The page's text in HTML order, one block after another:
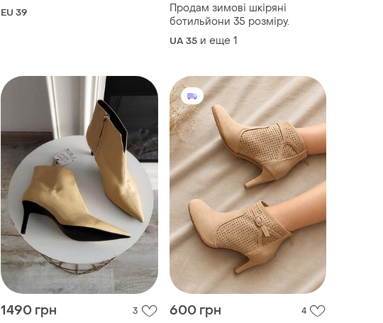
EU 39
Продам зимові шкіряні
ботильйони 35 розміру.
UA 35 и еще 1
1490 грн 3 600 грн 4